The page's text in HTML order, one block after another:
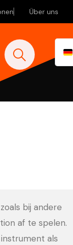
Über uns
bij andere
af te spelen.
als